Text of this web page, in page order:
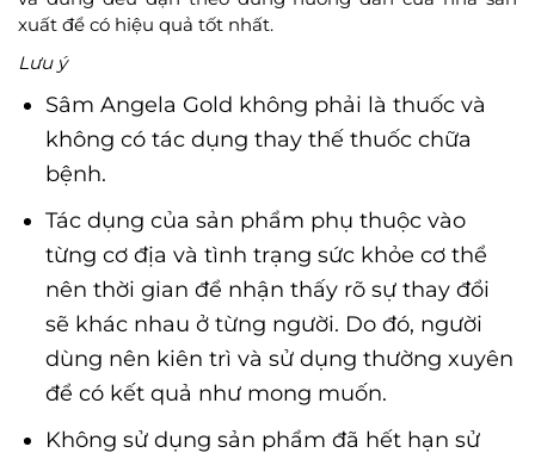
xuất để có hiệu quả tốt nhất.
Lưu ý
Sâm Angela Gold không phải là thuốc và
không có tác dụng thay thế thuốc chữa
bệnh.
Tác dụng của sản phẩm phụ thuộc vào
từng cơ địa và tình trạng sức khỏe cơ thể
nên thời gian để nhận thấy rõ sự thay đổi
sẽ khác nhau ở từng người. Do đó, người
dùng nên kiên trì và sử dụng thường xuyên
để có kết quả như mong muốn.
Không sử dụng sản phẩm đã hết hạn sử